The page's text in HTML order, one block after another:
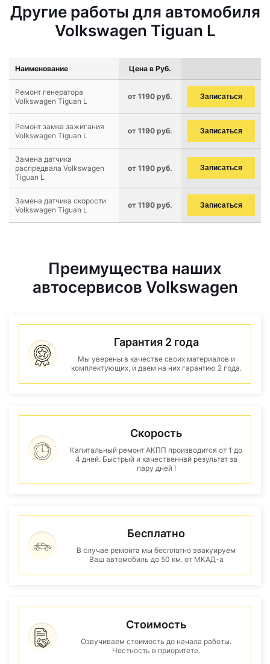
Другие работы для автомобиля
Volkswagen Tiguan L
Наименование Цена в Руб.
Ремонт генератора
Volkswagen Tiguan L
от 1190 руб. Записаться
Ремонт замка зажигания
Volkswagen Tiguan L
от 1190 руб. Записаться
Замена датчика
распредвала Volkswagen
Tiguan L
от 1190 руб. Записаться
Замена датчика скорости
Volkswagen Tiguan L
от 1190 руб. Записаться
Преимущества наших
автосервисов Volkswagen
Гарантия 2 года
Мы уверены в качестве своих материалов и
комплектующих, и даем на них гарантию 2 года.
Скорость
Капитальный ремонт АКПП производится от 1 до
4 дней. Быстрый и качественнвй результат за
пару дней !
Бесплатно
В случае ремонта мы бесплатно эвакуируем
Ваш автомобиль до 50 км. от МКАД-а
Стоимость
Озвучиваем стоимость до начала работы.
Честность в приоритете.